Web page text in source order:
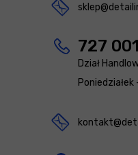
727
Dział